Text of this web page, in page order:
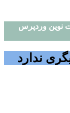
نوین وردپرس
ندارد